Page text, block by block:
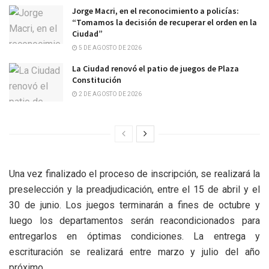
Jorge Macri, en el reconocimiento a policías:
“Tomamos la decisión de recuperar el orden en la
Ciudad”
5 DE AGOSTO DE 2026
La Ciudad renovó el patio de juegos de Plaza
Constitución
2 DE AGOSTO DE 2026
Una vez finalizado el proceso de inscripción, se realizará la
preselección y la preadjudicación, entre el 15 de abril y el
30 de junio. Los juegos terminarán a fines de octubre y
luego los departamentos serán reacondicionados para
entregarlos en óptimas condiciones. La entrega y
escrituración se realizará entre marzo y julio del año